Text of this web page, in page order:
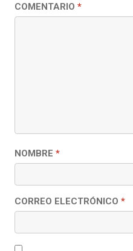
COMENTARIO *
NOMBRE *
CORREO ELECTRÓNICO *